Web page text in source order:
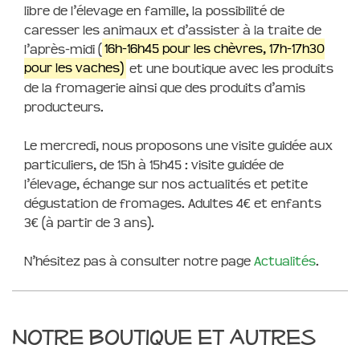
libre de l’élevage en famille, la possibilité de
caresser les animaux et d’assister à la traite de
l’après-midi (16h-16h45 pour les chèvres, 17h-17h30
pour les vaches) et une boutique avec les produits
de la fromagerie ainsi que des produits d’amis
producteurs.
Le mercredi, nous proposons une visite guidée aux
particuliers, de 15h à 15h45 : visite guidée de
l’élevage, échange sur nos actualités et petite
dégustation de fromages. Adultes 4€ et enfants
3€ (à partir de 3 ans).
N’hésitez pas à consulter notre page Actualités.
Notre boutique et autres